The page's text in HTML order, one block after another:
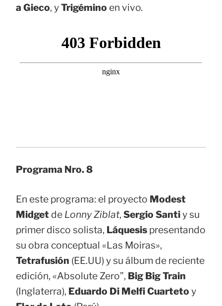
a Gieco, yTrigémino en vivo.
Programa Nro. 8
En este programa: el proyecto Modest
Midget de Lonny Ziblat, Sergio Santiy su
primer disco solista, Láquesis presentando
su obra conceptual «Las Moiras»,
Tetrafusión (EE.UU) y su álbum de reciente
edición, «Absolute Zero”, Big Big Train
(Inglaterra), Eduardo Di Melfi Cuarteto y